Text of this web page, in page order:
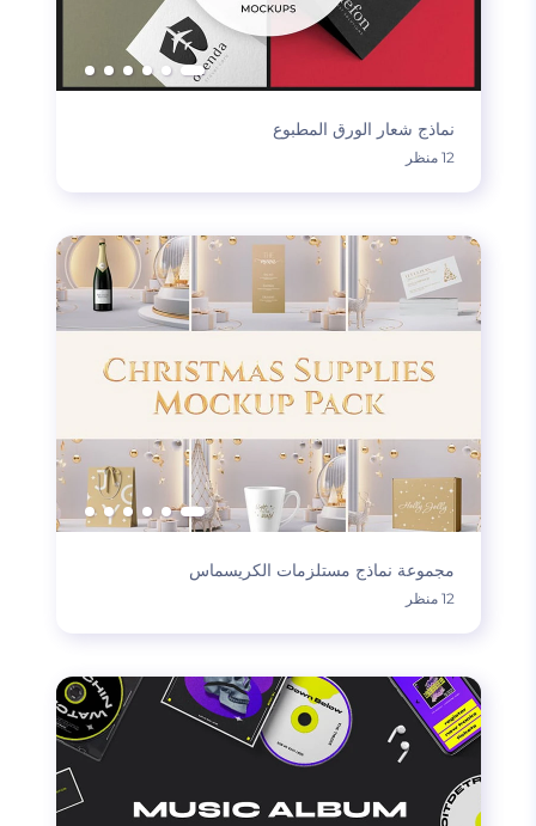
نماذج شعار الورق المطبوع
12 منظر
مجموعة نماذج مستلزمات الكريسماس
12 منظر